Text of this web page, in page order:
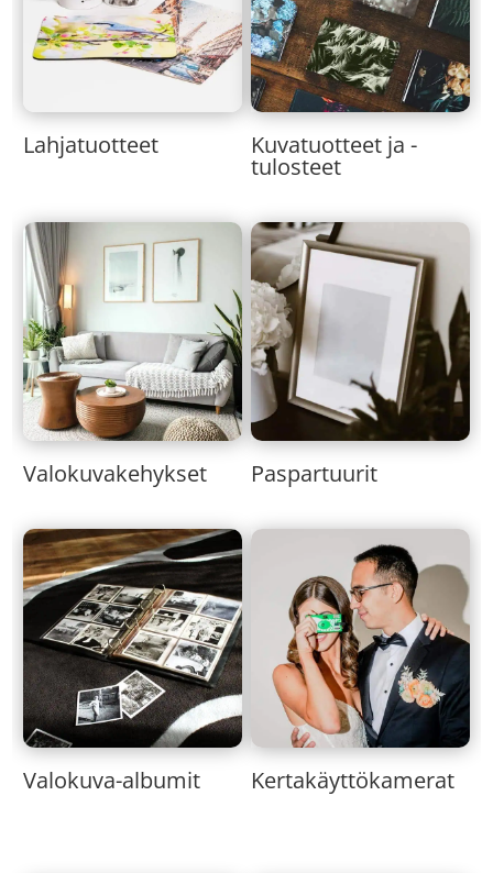
Lahjatuotteet Kuvatuotteet ja -
tulosteet
Valokuvakehykset Paspartuurit
Valokuva-albumit Kertakäyttökamerat